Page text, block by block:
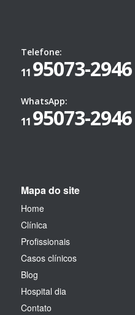
Telefone:
11 95073-2946
WhatsApp:
11 95073-2946
Mapa do site
Home
Clínica
Profissionais
Casos clínicos
Blog
Hospital dia
Contato